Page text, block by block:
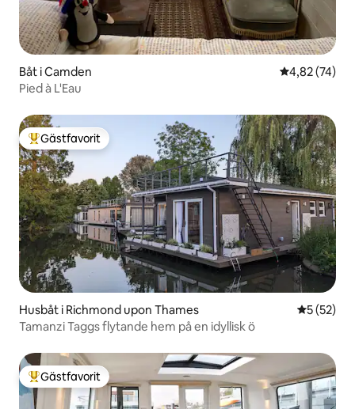
Båt i Camden 4,82 av 5 i
4,82 (74)
Pied à L'Eau
Populär gästfavorit
Gästfavorit
Husbåt i Richmond upon Thames 5 av 5 i
5 (52)
Tamanzi Taggs flytande hem på en idyllisk ö
Populär gästfavorit
Gästfavorit